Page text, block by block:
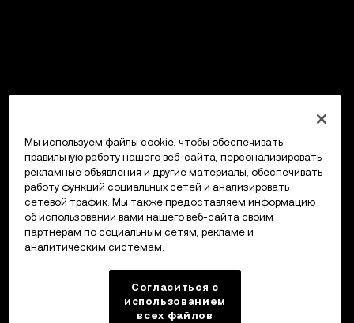
Мы используем файлы cookie, чтобы обеспечивать
правильную работу нашего веб-сайта, персонализировать
рекламные объявления и другие материалы, обеспечивать
работу функций социальных сетей и анализировать
сетевой трафик. Мы также предоставляем информацию
об использовании вами нашего веб-сайта своим
партнерам по социальным сетям, рекламе и
аналитическим системам.
Согласиться с
использованием
всех файлов